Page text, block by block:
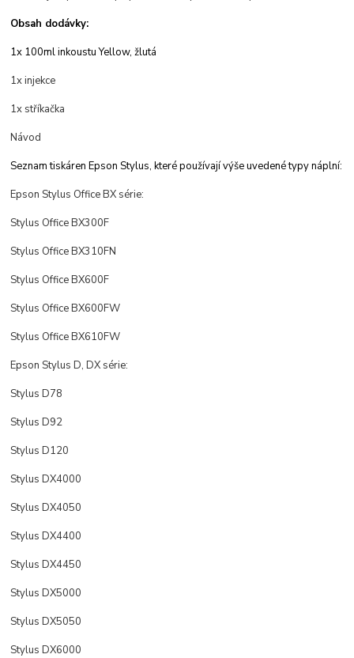
Obsah dodávky:
1x 100ml inkoustu Yellow, žlutá
1x injekce
1x stříkačka
Návod
Seznam tiskáren Epson Stylus, které používají výše uvedené typy náplní:
Epson Stylus Office BX série:
Stylus Office BX300F
Stylus Office BX310FN
Stylus Office BX600F
Stylus Office BX600FW
Stylus Office BX610FW
Epson Stylus D, DX série:
Stylus D78
Stylus D92
Stylus D120
Stylus DX4000
Stylus DX4050
Stylus DX4400
Stylus DX4450
Stylus DX5000
Stylus DX5050
Stylus DX6000